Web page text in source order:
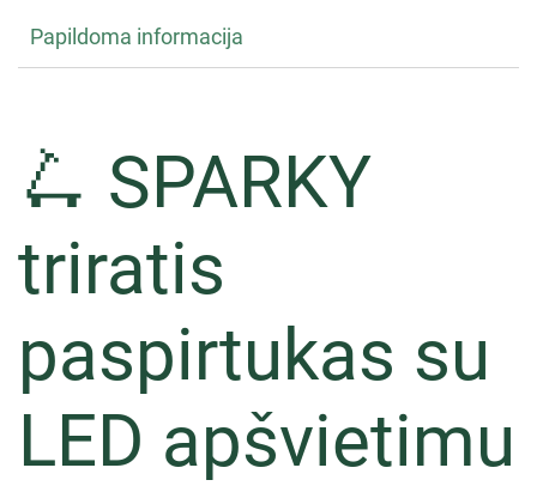
Papildoma informacija
🛴 SPARKY
triratis
paspirtukas su
LED apšvietimu